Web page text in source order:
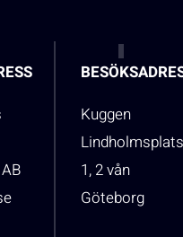
Kuggen
1, 2 vån
Göteborg